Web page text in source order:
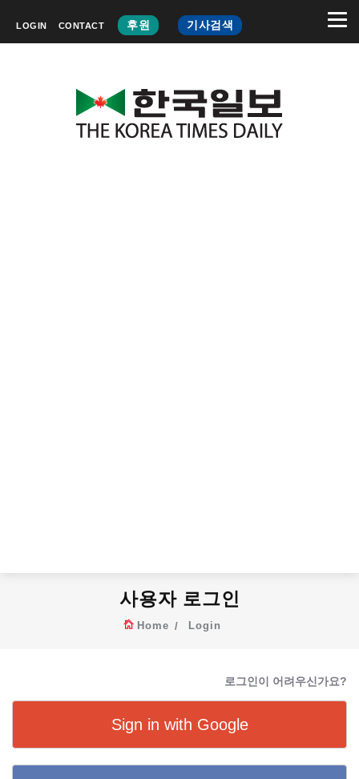
LOGIN CONTACT 후원 기사검색
사용자 로그인
Home Login
로그인이 어려우신가요?
Sign in with Google